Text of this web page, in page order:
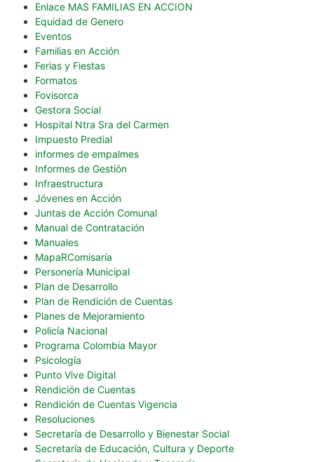
Enlace MAS FAMILIAS EN ACCION
Equidad de Genero
Eventos
Familias en Acción
Ferias y Fiestas
Formatos
Fovisorca
Gestora Social
Hospital Ntra Sra del Carmen
Impuesto Predial
informes de empalmes
Informes de Gestión
Infraestructura
Jóvenes en Acción
Juntas de Acción Comunal
Manual de Contratación
Manuales
MapaRComisaría
Personería Municipal
Plan de Desarrollo
Plan de Rendición de Cuentas
Planes de Mejoramiento
Policía Nacional
Programa Colombia Mayor
Psicología
Punto Vive Digital
Rendición de Cuentas
Rendición de Cuentas Vigencia
Resoluciones
Secretaría de Desarrollo y Bienestar Social
Secretaría de Educación, Cultura y Deporte